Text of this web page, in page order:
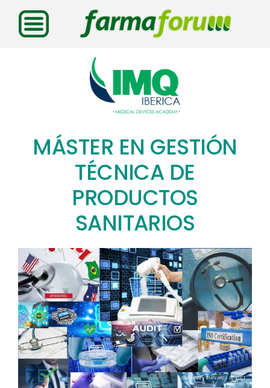
Saltar
contenido
MÁSTER EN GESTIÓN
TÉCNICA DE
PRODUCTOS
SANITARIOS